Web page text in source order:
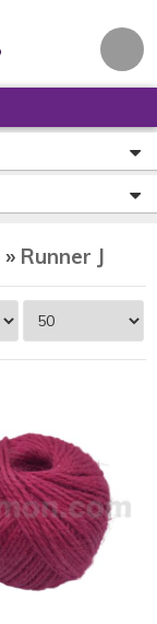
» Runner Jüt İp Çeşitleri